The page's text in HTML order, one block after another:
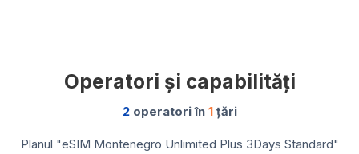
Operatori și capabilități
2operatori în 1țări
Planul "eSIM Montenegro Unlimited Plus 3Days Standard"